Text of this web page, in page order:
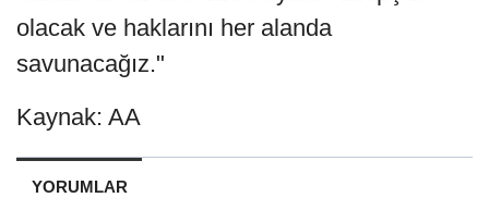
olacak ve haklarını her alanda
savunacağız."
Kaynak: AA
YORUMLAR